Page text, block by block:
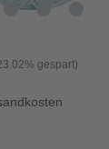
gespart)